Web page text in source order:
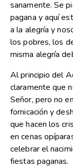
sanamente. Se
pagana y aquí
a la alegría y
los pobres, los
misma alegría
Al principio del
claramente que
Señor, pero no
fornicación y
que hacen los
en cenas
celebrar el
fiestas paganas.